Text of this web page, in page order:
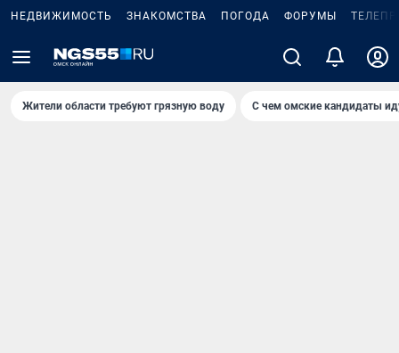
НЕДВИЖИМОСТЬ ЗНАКОМСТВА ПОГОДА ФОРУМЫ
Жители области требуют грязную воду С чем омские кандидаты